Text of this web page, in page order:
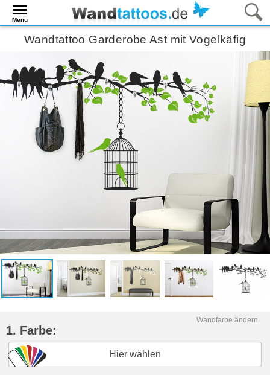
Menü
Wandtattoo Garderobe Ast mit Vogelkäfig
Wandfarbe ändern
1. Farbe:
Hier wählen